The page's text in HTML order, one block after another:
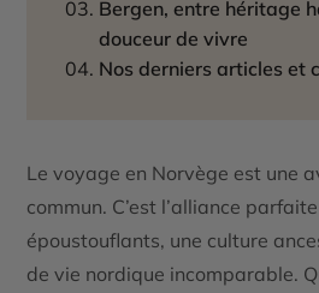
Bergen, entre héritage
douceur de vivre
Nos derniers articles et
Levoyage en Norvège est une
commun. C’est l’alliance
époustouflants, une culture
de vie nordique incomparable.